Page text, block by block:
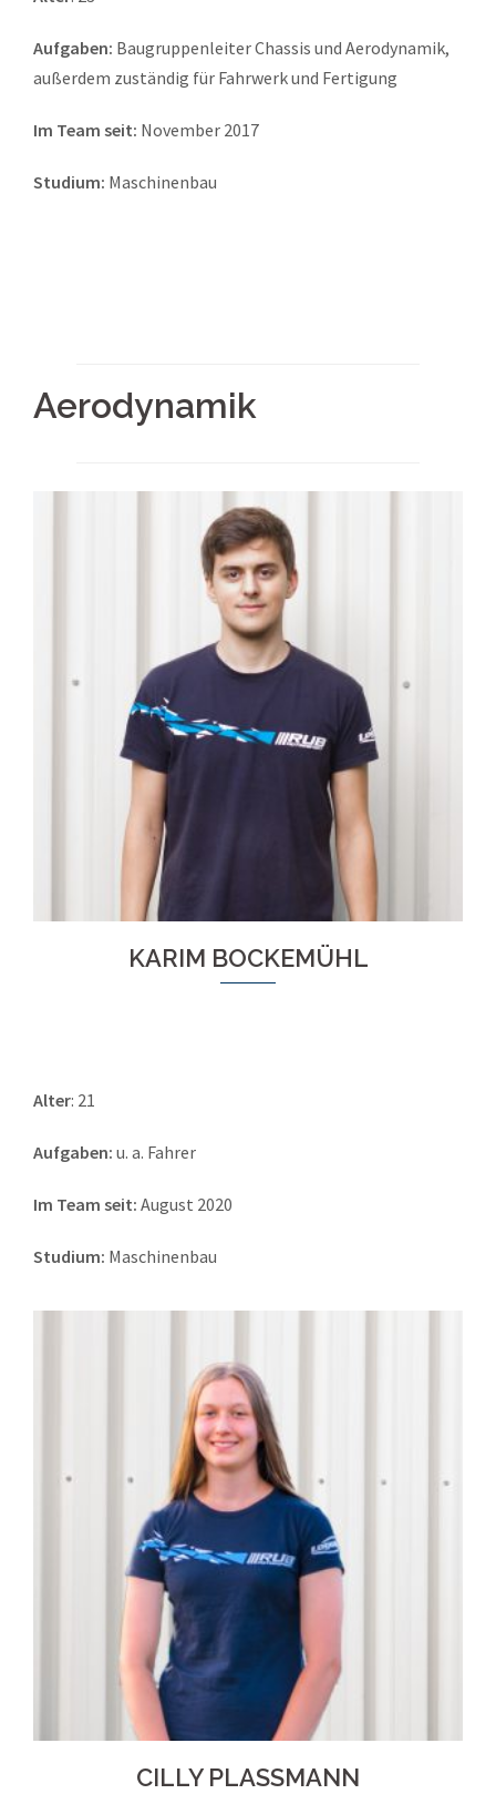
Aufgaben: Baugruppenleiter Chassis und Aerodynamik,
außerdem zuständig für Fahrwerk und Fertigung
Im Team seit: November 2017
Studium: Maschinenbau
Aerodynamik
KARIM BOCKEMÜHL
Alter: 21
Aufgaben: u. a. Fahrer
Im Team seit: August 2020
Studium: Maschinenbau
CILLY PLASSMANN